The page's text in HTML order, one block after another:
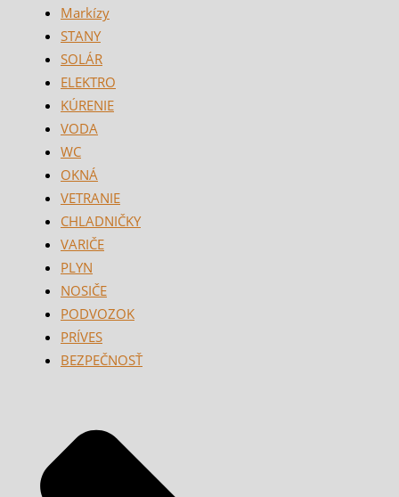
Markízy
STANY
SOLÁR
ELEKTRO
KÚRENIE
VODA
WC
OKNÁ
VETRANIE
CHLADNIČKY
VARIČE
PLYN
NOSIČE
PODVOZOK
PRÍVES
BEZPEČNOSŤ